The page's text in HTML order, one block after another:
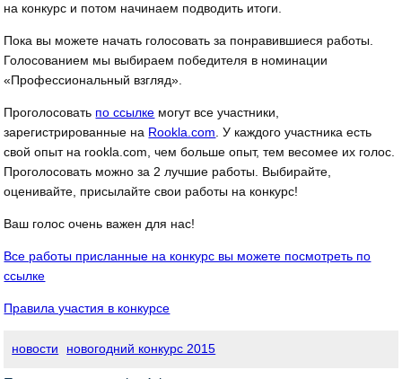
на конкурс и потом начинаем подводить итоги.
Пока вы можете начать голосовать за понравившиеся работы.
Голосованием мы выбираем победителя в номинации
«Профессиональный взгляд».
Проголосовать по ссылке могут все участники,
зарегистрированные на Rookla.com . У каждого участника есть
свой опыт на rookla.com, чем больше опыт, тем весомее их голос.
Проголосовать можно за 2 лучшие работы. Выбирайте,
оценивайте, присылайте свои работы на конкурс!
Ваш голос очень важен для нас!
Все работы присланные на конкурс вы можете посмотреть по
ссылке
Правила участия в конкурсе
новости новогодний конкурс 2015